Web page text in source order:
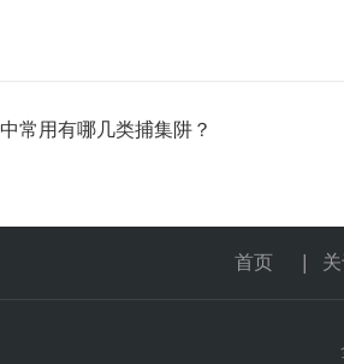
常用有哪几类捕集阱？
首页